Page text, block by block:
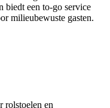
biedt een to-go service
milieubewuste gasten.
rolstoelen en